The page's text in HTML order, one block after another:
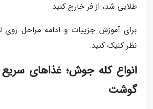
طلایی شد، از فر خارج کنید.
برای آموزش جزییات و ادامه مراحل روی
نظر کلیک کنید.
انواع کله جوش؛ غذاهای
گوشت